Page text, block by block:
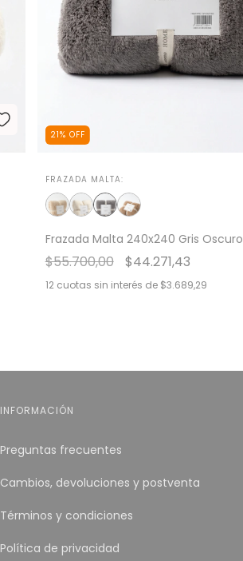
21% OFF
FRAZADA MALTA:
Frazada Malta 240x240 Gris Oscuro
$55.700,00 $44.271,43
12 cuotas sin interés de $3.689,29
INFORMACIÓN
Preguntas frecuentes
Cambios, devoluciones y postventa
Términos y condiciones
Política de privacidad